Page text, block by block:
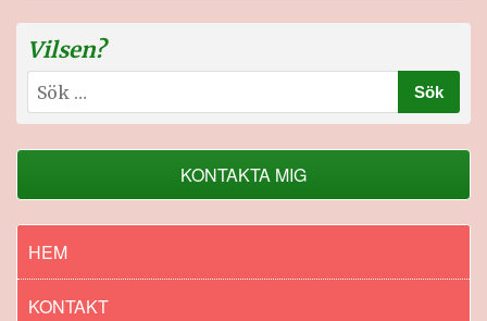
Vilsen?
Sök
efter:
KONTAKTA MIG
HEM
KONTAKT